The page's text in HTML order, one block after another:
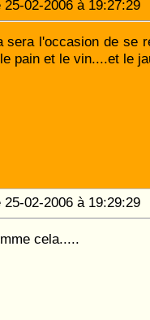
25-02-2006 à
sera l'occasion de se
pain et le vin....et le
25-02-2006 à
cela.....